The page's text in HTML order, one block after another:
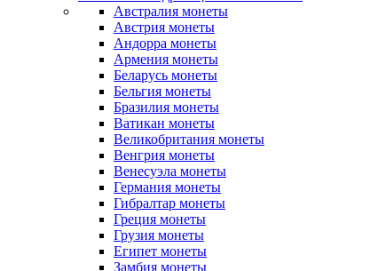
Австралия монеты
Австрия монеты
Андорра монеты
Армения монеты
Беларусь монеты
Бельгия монеты
Бразилия монеты
Ватикан монеты
Великобритания монеты
Венгрия монеты
Венесуэла монеты
Германия монеты
Гибралтар монеты
Греция монеты
Грузия монеты
Египет монеты
Замбия монеты